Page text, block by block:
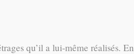
qu’il a lui-même réalisés. En